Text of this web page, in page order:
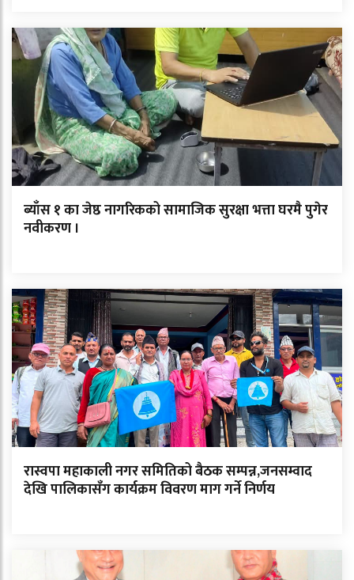
ब्याँस १ का जेष्ठ नागरिकको सामाजिक सुरक्षा भत्ता घरमै पुगेर
नवीकरण ।
रास्वपा महाकाली नगर समितिको बैठक सम्पन्न,जनसम्वाद
देखि पालिकासँग कार्यक्रम विवरण माग गर्ने निर्णय